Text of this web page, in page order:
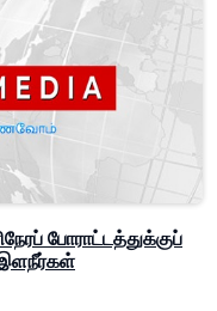
போராட்டத்துக்குப்
இளநீர்கள்